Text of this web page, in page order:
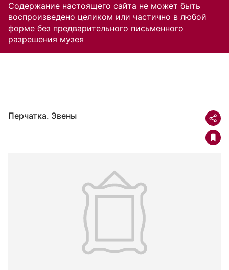
Содержание настоящего сайта не может быть
воспроизведено целиком или частично в любой
форме без предварительного письменного
разрешения музея
Перчатка. Эвены